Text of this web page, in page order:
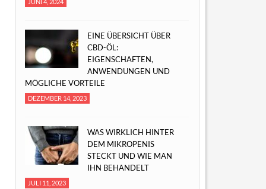
EINE ÜBERSICHT ÜBER
CBD-ÖL:
EIGENSCHAFTEN,
ANWENDUNGEN UND
MÖGLICHE VORTEILE
DEZEMBER 14, 2023
WAS WIRKLICH HINTER
DEM MIKROPENIS
STECKT UND WIE MAN
IHN BEHANDELT
JULI 11, 2023